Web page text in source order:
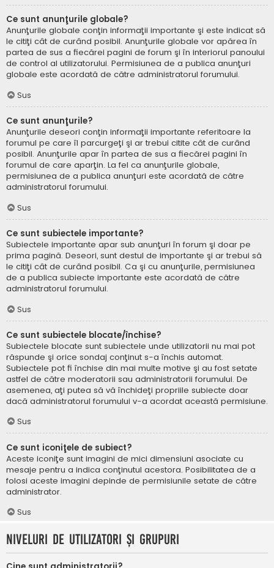
Ce sunt anunţurile globale?
Anunţurile globale conţin informaţii importante şi este indicat să
le citiţi cât de curând posibil. Anunţurile globale vor apărea în
partea de sus a fiecărei pagini de forum şi în interiorul panoului
de control al utilizatorului. Permisiunea de a publica anunţuri
globale este acordată de către administratorul forumului.
Sus
Ce sunt anunţurile?
Anunţurile deseori conţin informaţii importante referitoare la
forumul pe care îl parcurgeţi şi ar trebui citite cât de curând
posibil. Anunţurile apar în partea de sus a fiecărei pagini în
forumul de care aparţin. La fel ca anunţurile globale,
permisiunea de a publica anunţuri este acordată de către
administratorul forumului.
Sus
Ce sunt subiectele importante?
Subiectele importante apar sub anunţuri în forum şi doar pe
prima pagină. Deseori, sunt destul de importante şi ar trebui să
le citiţi cât de curând posibil. Ca şi cu anunţurile, permisiunea
de a publica subiecte importante este acordată de către
administratorul forumului.
Sus
Ce sunt subiectele blocate/închise?
Subiectele blocate sunt subiectele unde utilizatorii nu mai pot
răspunde şi orice sondaj conţinut s-a închis automat.
Subiectele pot fi închise din mai multe motive şi au fost setate
astfel de către moderatorii sau administratorii forumului. De
asemenea, aţi putea să vă închideţi propriile subiecte doar
dacă administratorul forumului v-a acordat această permisiune.
Sus
Ce sunt iconiţele de subiect?
Aceste iconiţe sunt imagini de mici dimensiuni asociate cu
mesaje pentru a indica conţinutul acestora. Posibilitatea de a
folosi aceste imagini depinde de permisiunile setate de către
administrator.
Sus
Niveluri de utilizatori şi grupuri